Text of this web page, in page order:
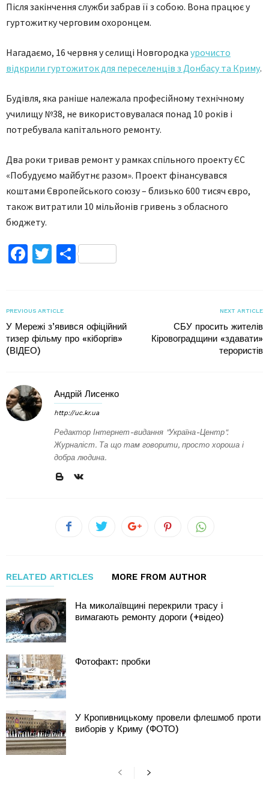
Після закінчення служби забрав її з собою. Вона працює у
гуртожитку черговим охоронцем.
Нагадаємо, 16 червня у селищі Новгородка урочисто
відкрили гуртожиток для переселенців з Донбасу та Криму.
Будівля, яка раніше належала професійному технічному
училищу №38, не використовувалася понад 10 років і
потребувала капітального ремонту.
Два роки тривав ремонт у рамках спільного проекту ЄС
«Побудуємо майбутнє разом». Проект фінансувався
коштами Європейського союзу – близько 600 тисяч євро,
також витратили 10 мільйонів гривень з обласного
бюджету.
Facebook
TwitterПоділитися
PREVIOUS ARTICLE
У Мережі з’явився офіційний
тизер фільму про «кіборгів»
(ВІДЕО)
NEXT ARTICLE
СБУ просить жителів
Кіровоградщини «здавати»
терористів
Андрій Лисенко
http://uc.kr.ua
Редактор Інтернет-видання "Україна-Центр".
Журналіст. Та що там говорити, просто хороша і
добра людина.
RELATED ARTICLES MORE FROM AUTHOR
На миколаївщині перекрили трасу і
вимагають ремонту дороги (+відео)
Фотофакт: пробки
У Кропивницькому провели флешмоб проти
виборів у Криму (ФОТО)